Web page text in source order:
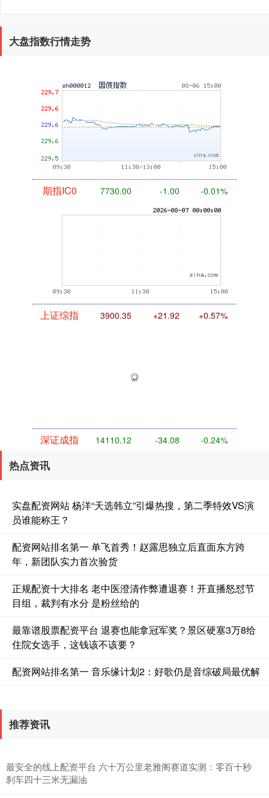
大盘指数行情走势
国债指数 229.59 -0.00 0.00%
期指IC0 7730.00 -1.00 -0.01%
深证成指
沪深300 4651.31 -6.85 -0.15%
热点资讯
实盘配资网站 杨洋“天选韩立”引爆热搜，第二季特效VS演
员谁能称王？
配资网站排名第一 单飞首秀！赵露思独立后直面东方跨
年，新团队实力首次验货
正规配资十大排名 老中医澄清作弊遭退赛！开直播怒怼节
目组，裁判有水分 是粉丝给的
最靠谱股票配资平台 退赛也能拿冠军奖？景区硬塞3万8给
住院女选手，这钱该不该要？
配资网站排名第一 音乐缘计划2：好歌仍是音综破局最优解
推荐资讯
最安全的线上配资平台 六十万公里老雅阁赛道实测：零百十秒
刹车四十三米无漏油